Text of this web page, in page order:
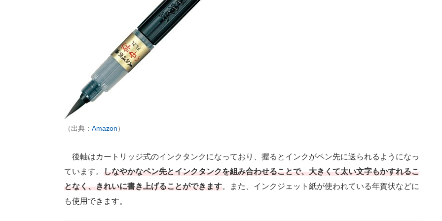
（出典： Amazon）
後軸はカートリッジ式のインクタンクになっており、握るとインクがペン先に送られるようになっ
ています。 しなやかなペン先とインクタンクを組み合わせることで、大きくて太い文字もかすれるこ
となく、きれいに書き上げることができます。また、インクジェット紙が使われている年賀状などに
も使用できます。